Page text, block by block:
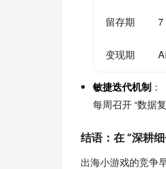
留存期 7
变现期
敏捷迭代机制 ：
每周召开 “数据
结语：在 “深耕
出海小游戏的竞争